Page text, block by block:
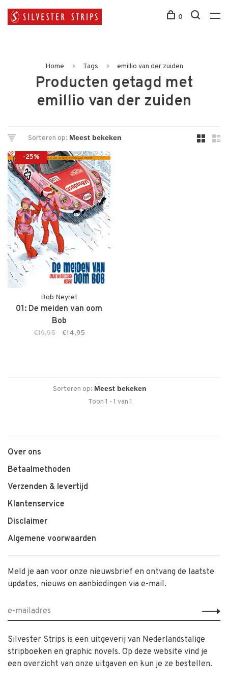
0
Home Tags emillio van der zuiden
Producten getagd met
emillio van der zuiden
Sorteren op:
-25%
Bob Neyret
01: De meiden van oom
Bob
€19,95 €14,95
Sorteren op:
Toon 1 - 1 van 1
Over ons
Betaalmethoden
Verzenden & levertijd
Klantenservice
Disclaimer
Algemene voorwaarden
Meld je aan voor onze nieuwsbrief en ontvang de laatste
updates, nieuws en aanbiedingen via e-mail.
Silvester Strips is een uitgeverij van Nederlandstalige
stripboeken en graphic novels. Op deze website vind je
een overzicht van onze uitgaven en kun je ze bestellen.